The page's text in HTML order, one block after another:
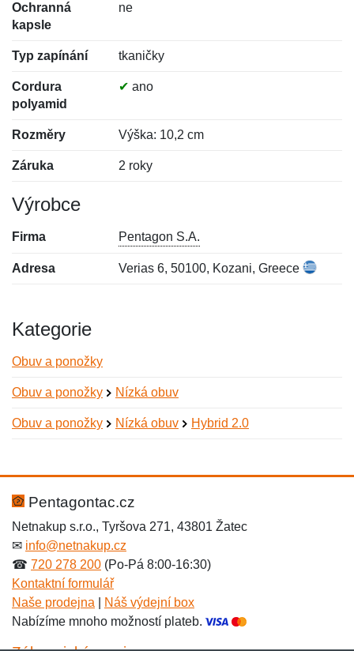
Ochranná
kapsle
ne
Typ zapínání tkaničky
Cordura
polyamid
✔ ano
Rozměry Výška: 10,2 cm
Záruka 2 roky
Výrobce
Firma Pentagon S.A.
Adresa Verias 6, 50100, Kozani, Greece
Kategorie
Obuv a ponožky
Obuv a ponožky Nízká obuv
Obuv a ponožky Nízká obuv Hybrid 2.0
Hodnocení:
Jméno: *
Jméno:
E-mail:*
Pentagontac.cz
Netnakup s.r.o., Tyršova 271, 43801 Žatec
✉ info@netnakup.cz
☎ 720 278 200 (Po-Pá 8:00-16:30)
Kontaktní formulář
Naše prodejna
Náš výdejní box
Nabízíme mnoho možností plateb.